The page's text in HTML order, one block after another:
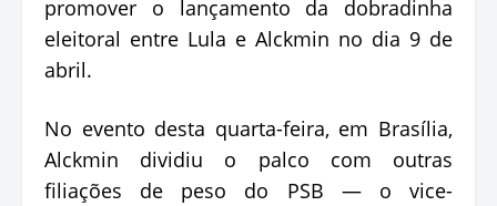
promover o lançamento da dobradinha
eleitoral entre Lula e Alckmin no dia 9 de
abril.
No evento desta quarta-feira, em Brasília,
Alckmin dividiu o palco com outras
filiações de peso do PSB — o vice-